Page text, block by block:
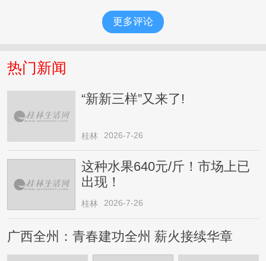
更多评论
热门新闻
“新新三样”又来了!
桂林 2026-7-26
这种水果640元/斤！市场上已
出现！
桂林 2026-7-26
广西全州：青春建功全州 薪火接续华章